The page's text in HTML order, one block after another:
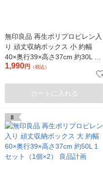
無印良品 再生ポリプロピレン入
り 頑丈収納ボックス 小 約幅
40×奥行39×高さ37cm 約30L 良
品計画
1,990円 （税込）
カートに入れる
8